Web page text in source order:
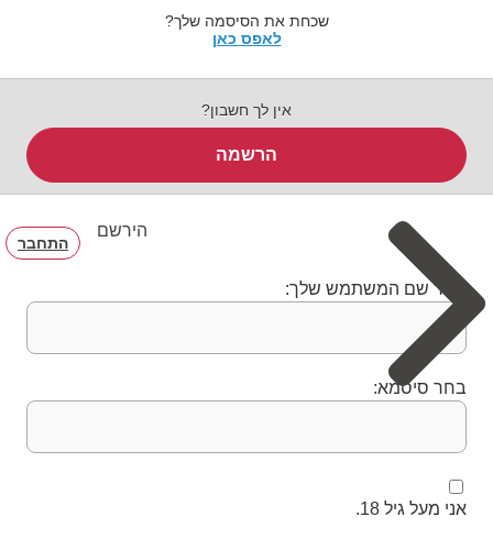
שכחת את הסיסמה שלך?
לאפס כאן
אין לך חשבון?
הרשמה
הירשם
התחבר
בחר שם המשתמש שלך:
בחר סיסמא:
אני מעל גיל 18.